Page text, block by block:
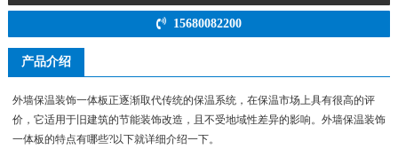
15680082200
产品介绍
外墙保温装饰一体板正逐渐取代传统的保温系统，在保温市场上具有很高的评
价，它适用于旧建筑的节能装饰改造，且不受地域性差异的影响。外墙保温装饰
一体板的特点有哪些?以下就详细介绍一下。